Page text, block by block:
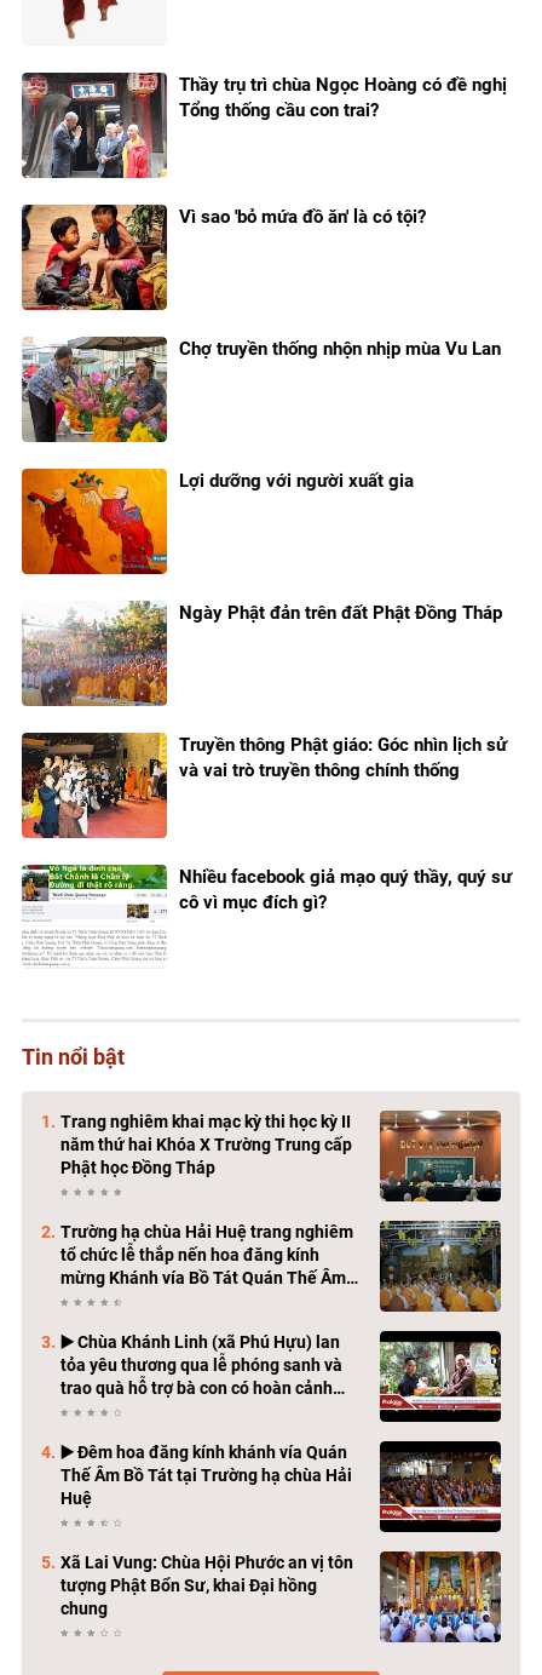
Thầy trụ trì chùa Ngọc Hoàng có đề nghị
Tổng thống cầu con trai?
Vì sao 'bỏ mứa đồ ăn' là có tội?
Chợ truyền thống nhộn nhịp mùa Vu Lan
Lợi dưỡng với người xuất gia
Ngày Phật đản trên đất Phật Đồng Tháp
Truyền thông Phật giáo: Góc nhìn lịch sử
và vai trò truyền thông chính thống
Nhiều facebook giả mạo quý thầy, quý sư
cô vì mục đích gì?
Tin nổi bật
Trang nghiêm khai mạc kỳ thi học kỳ II
năm thứ hai Khóa X Trường Trung cấp
Phật học Đồng Tháp
Trường hạ chùa Hải Huệ trang nghiêm
tổ chức lễ thắp nến hoa đăng kính
mừng Khánh vía Bồ Tát Quán Thế Âm
Thành Đạo
▶️ Chùa Khánh Linh (xã Phú Hựu) lan
tỏa yêu thương qua lễ phóng sanh và
trao quà hỗ trợ bà con có hoàn cảnh
khó khăn
▶️ Đêm hoa đăng kính khánh vía Quán
Thế Âm Bồ Tát tại Trường hạ chùa Hải
Huệ
Xã Lai Vung: Chùa Hội Phước an vị tôn
tượng Phật Bổn Sư, khai Đại hồng
chung